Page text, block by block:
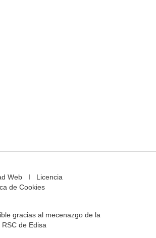
WebI Licencia
de Cookies
gracias al mecenazgo de la
de Edisa